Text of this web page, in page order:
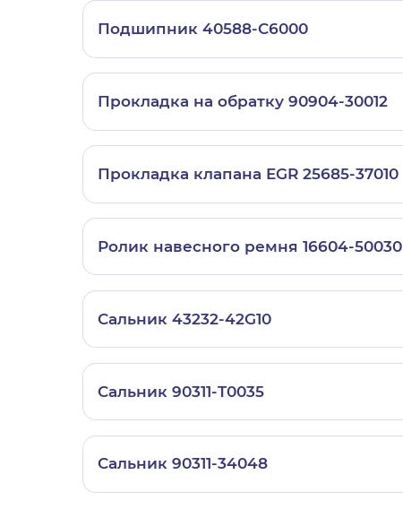
Подшипник 40588-C6000
Прокладка на обратку 90904-30012
Прокладка клапана EGR 25685-37010
Ролик навесного ремня 16604-50030
Сальник 43232-42G10
Сальник 90311-T0035
Сальник 90311-34048